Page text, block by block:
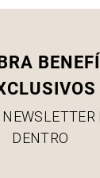
DENTRO